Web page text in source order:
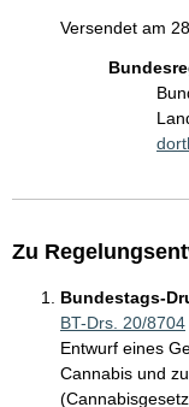
Versendet am
Zu
Bundestags-
BT-Drs. 20/8704
Entwurf eines
Cannabis und